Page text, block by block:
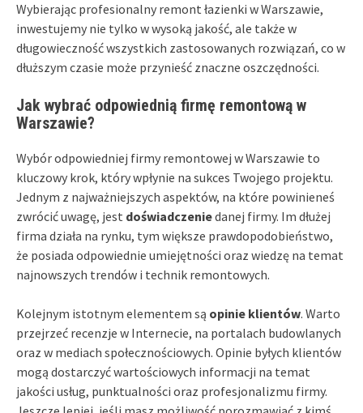
Wybierając profesionalny remont łazienki w Warszawie,
inwestujemy nie tylko w wysoką jakość, ale także w
długowieczność wszystkich zastosowanych rozwiązań, co w
dłuższym czasie może przynieść znaczne oszczędności.
Jak wybrać odpowiednią firmę remontową w
Warszawie?
Wybór odpowiedniej firmy remontowej w Warszawie to
kluczowy krok, który wpłynie na sukces Twojego projektu.
Jednym z najważniejszych aspektów, na które powinieneś
zwrócić uwagę, jest doświadczeniedanej firmy. Im dłużej
firma działa na rynku, tym większe prawdopodobieństwo,
że posiada odpowiednie umiejętności oraz wiedzę na temat
najnowszych trendów i technik remontowych.
Kolejnym istotnym elementem są opinie klientów. Warto
przejrzeć recenzje w Internecie, na portalach budowlanych
oraz w mediach społecznościowych. Opinie byłych klientów
mogą dostarczyć wartościowych informacji na temat
jakości usług, punktualności oraz profesjonalizmu firmy.